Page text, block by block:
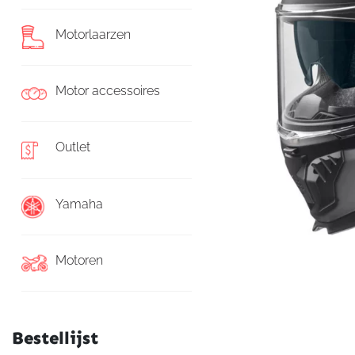
Motorlaarzen
Motor accessoires
Outlet
Yamaha
Motoren
Bestellijst